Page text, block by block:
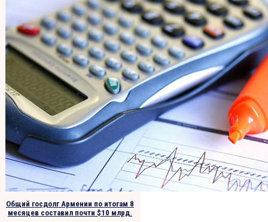
Общий госдолг Армении по итогам 8
месяцев составил почти $10 млрд.